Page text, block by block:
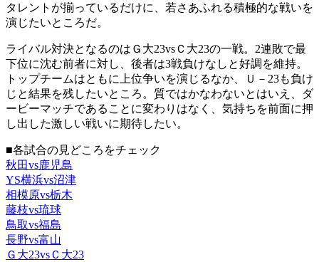
タレントが揃っているだけに、若さあふれる積極的な戦いを
演じたいところだ。
ライバル対決となるのはＧ大23vsＣ大23の一戦。2連敗で最
下位に沈む前者に対し、後者は3戦負けなしと好調を維持。
トップチームはともに上位争いを演じるなか、Ｕ－23も負け
じと結果を残したいところ。質ではかなわないとはいえ、ダ
ービーマッチであることに変わりはなく、気持ちを前面に押
し出した激しい戦いに期待したい。
■各試合の見どころをチェック
秋田vs鹿児島
YS横浜vs沼津
相模原vs栃木
藤枝vs琉球
鳥取vs福島
長野vs富山
Ｇ大23vsＣ大23